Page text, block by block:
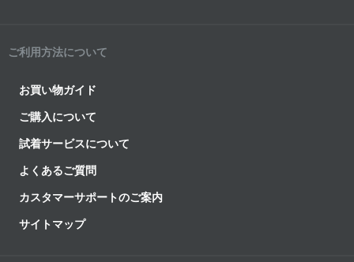
ご利用方法について
お買い物ガイド
ご購入について
試着サービスについて
よくあるご質問
カスタマーサポートのご案内
サイトマップ